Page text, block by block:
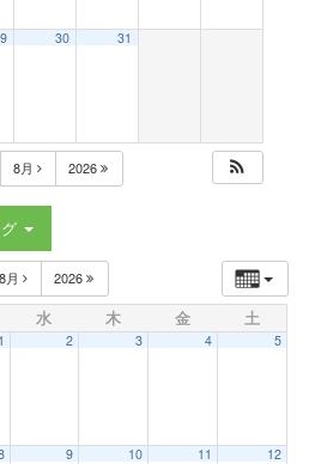
t
i
30 31
8月 2026
8月 2026
水 木 金 土
1 2 3 4 5
9 10 11 12